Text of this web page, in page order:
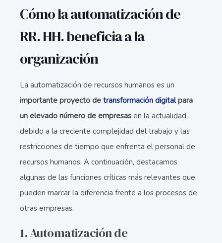
Cómo la automatización de
RR. HH. beneficia a la
organización
La automatización de recursos humanos es un
importante proyecto de transformación digitalpara
un elevado número de empresas en la actualidad,
debido a la creciente complejidad del trabajo y las
restricciones de tiempo que enfrenta el personal de
recursos humanos. A continuación, destacamos
algunas de las funciones críticas más relevantes que
pueden marcar la diferencia frente a los procesos de
otras empresas.
1. Automatización de